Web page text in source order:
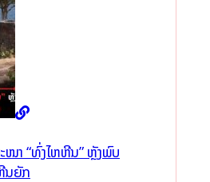
ໜາ “ທົ່ງໄຫຫີນ” ຫຼັງພົບ
ນຍັກ